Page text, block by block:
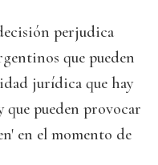
perjudica
que pueden
jurídica que hay
que pueden provocar
en el momento de